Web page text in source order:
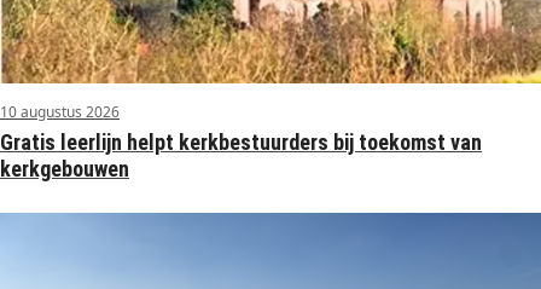
10 augustus 2026
Gratis leerlijn helpt kerkbestuurders bij toekomst van
kerkgebouwen